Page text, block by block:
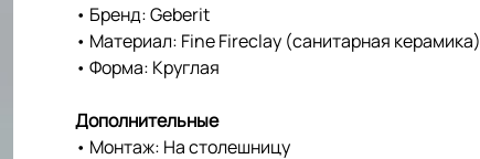
• Бренд: Geberit
• Материал: Fine Fireclay (санитарная керамика)
• Форма: Круглая
Дополнительные
• Монтаж: На столешницу